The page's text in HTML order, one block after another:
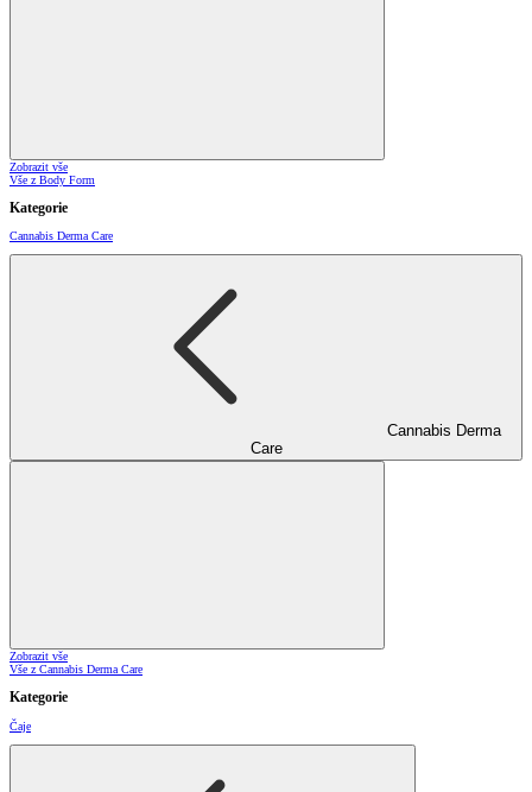
Zobrazit vše
Vše z Body Form
Kategorie
Cannabis Derma Care
Cannabis Derma
Care
Zobrazit vše
Vše z Cannabis Derma Care
Kategorie
Čaje